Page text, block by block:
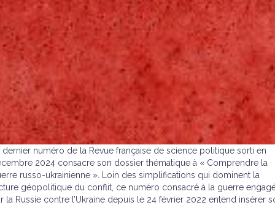
dernier numéro de la Revue française de science politique sorti en
2024 consacre son dossier thématique à « Comprendre la
russo-ukrainienne ». Loin des simplifications qui dominent la
géopolitique du conflit, ce numéro consacré à la guerre
la Russie contre l’Ukraine depuis le 24 février 2022 entend insérer